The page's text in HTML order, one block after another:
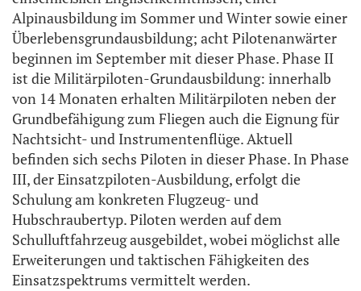
Alpinausbildung im Sommer und Winter sowie einer
Überlebensgrundausbildung; acht Pilotenanwärter
beginnen im September mit dieser Phase. Phase II
ist die Militärpiloten-Grundausbildung: innerhalb
von 14 Monaten erhalten Militärpiloten neben der
Grundbefähigung zum Fliegen auch die Eignung für
Nachtsicht- und Instrumentenflüge. Aktuell
befinden sich sechs Piloten in dieser Phase. In Phase
III, der Einsatzpiloten-Ausbildung, erfolgt die
Schulung am konkreten Flugzeug- und
Hubschraubertyp. Piloten werden auf dem
Schulluftfahrzeug ausgebildet, wobei möglichst alle
Erweiterungen und taktischen Fähigkeiten des
Einsatzspektrums vermittelt werden.